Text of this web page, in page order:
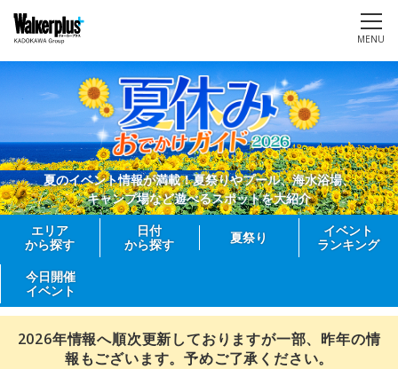
MENU
夏のイベント情報が満載！夏祭りやプール、海水浴場、
キャンプ場など遊べるスポットを大紹介
エリア
から探す
日付
から探す
夏祭り
イベント
ランキング
今日開催
イベント
2026年情報へ順次更新しておりますが一部、昨年の情
報もございます。予めご了承ください。